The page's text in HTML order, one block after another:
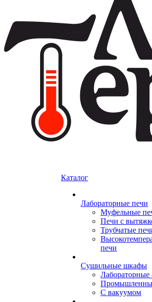
Каталог
Лабораторные печи
Муфельные
Печи с
Трубчатые
печи
Сушильные шкафы
Лабораторные
С вакуумом